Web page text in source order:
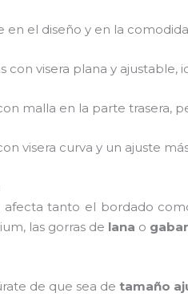
en el diseño y en la
con visera plana y
malla en la parte trasera,
visera curva y un ajuste
tanto el bordado
las gorras de lana o
de que sea de tamaño